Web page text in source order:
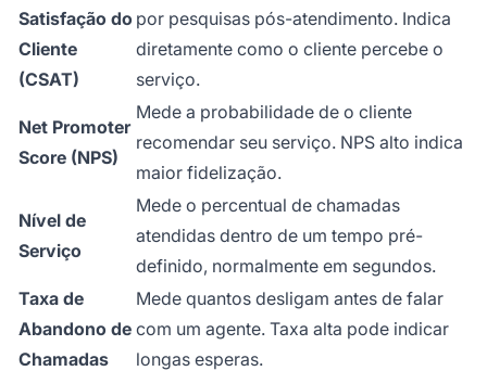
Satisfação do
Cliente
(CSAT)
por pesquisas pós-atendimento. Indica
diretamente como o cliente percebe o
serviço.
Net Promoter
Score (NPS)
Mede a probabilidade de o cliente
recomendar seu serviço. NPS alto indica
maior fidelização.
Nível de
Serviço
Mede o percentual de chamadas
atendidas dentro de um tempo pré-
definido, normalmente em segundos.
Taxa de
Abandono de
Chamadas
Mede quantos desligam antes de falar
com um agente. Taxa alta pode indicar
longas esperas.